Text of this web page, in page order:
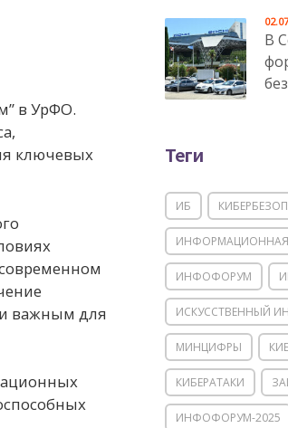
в УрФО.
ключевых
важным для
В
Теги
ИБ
ИНФОФОРУМ
ИСКУССТВЕННЫЙ
МИНЦИФРЫ
КИБЕРАТАКИ
ИНФОФОРУМ-2025